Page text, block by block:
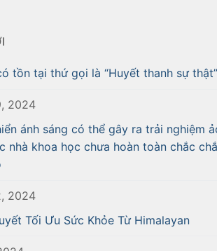
tồn tại thứ gọi là “Huyết thanh sự
2024
ánh sáng có thể gây ra trải nghiệm
nhà khoa học chưa hoàn toàn chắc
2024
Tối Ưu Sức Khỏe Từ Himalayan